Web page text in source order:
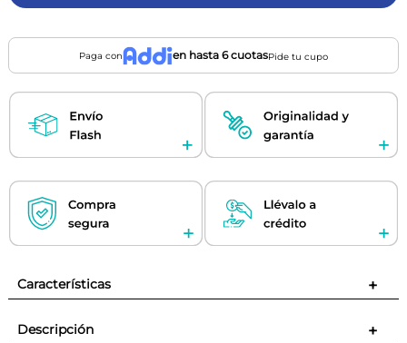
Paga con en hasta 6 cuotasPide tu cupo
Características +
Descripción +